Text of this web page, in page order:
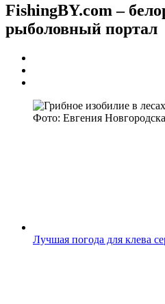
FishingBY.com –
рыболовный портал
Фото: Евгения
Лучшая погода для клева